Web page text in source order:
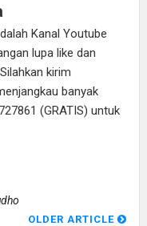
Kanal Youtube
lupa like dan
kirim
banyak
(GRATIS) untuk
OLDER ARTICLE